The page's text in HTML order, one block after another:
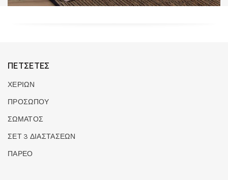
ΠΕΤΣΕΤΕΣ
ΧΕΡΙΩΝ
ΠΡΟΣΩΠΟΥ
ΣΩΜΑΤΟΣ
ΣΕΤ 3 ΔΙΑΣΤΑΣΕΩΝ
ΠΑΡΕΟ